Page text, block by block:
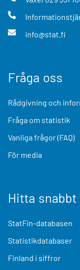
info@stat.fi
Fråga oss
Rådgivning och
Fråga om statistik
Vanliga frågor (FAQ)
För media
Hitta snabbt
StatFin-databasen
Statistikdatabaser
Finland i siffror